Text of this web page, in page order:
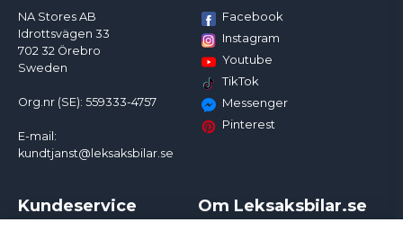
NA Stores AB
Idrottsvägen 33
702 32 Örebro
Sweden
Org.nr (SE): 559333-4757
E-mail:
kundtjanst@leksaksbilar.se
Facebook
Instagram
Youtube
TikTok
Messenger
Pinterest
Kundeservice Om Leksaksbilar.se